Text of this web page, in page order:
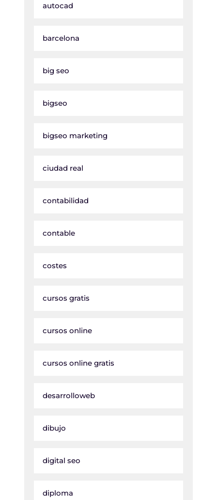
autocad
barcelona
big seo
bigseo
bigseo marketing
ciudad real
contabilidad
contable
costes
cursos gratis
cursos online
cursos online gratis
desarrolloweb
dibujo
digital seo
diploma